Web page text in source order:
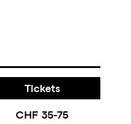
Tickets
CHF 35-75